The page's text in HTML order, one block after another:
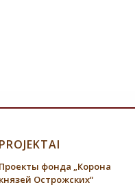
PROJEKTAI
Проекты фонда „Корона
князей Острожских“